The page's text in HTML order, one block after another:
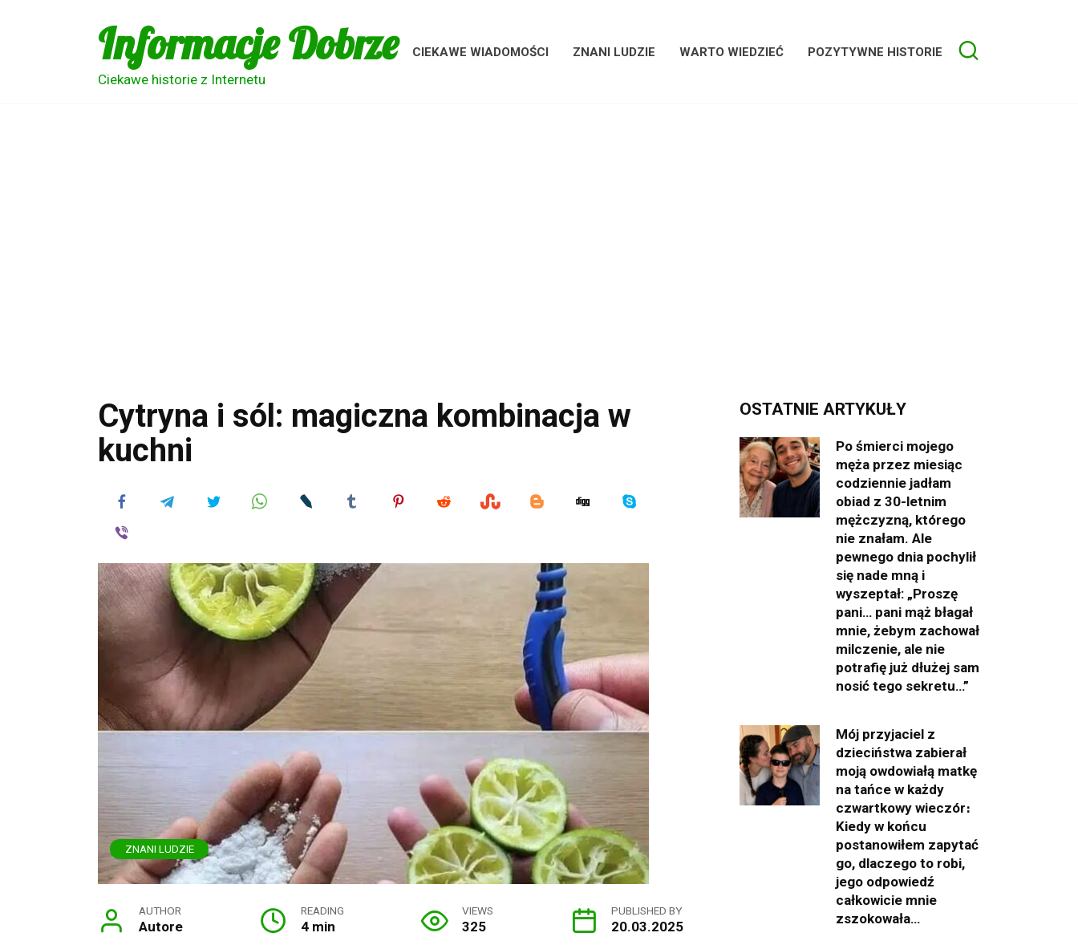
Informacje Dobrze
Ciekawe historie z Internetu
CIEKAWE WIADOMOŚCI ZNANI LUDZIE WARTO WIEDZIEĆ POZYTYWNE HISTORIE
Cytryna i sól: magiczna kombinacja w
kuchni
ZNANI LUDZIE
AUTHOR
Autore
READING
4 min
VIEWS
325
PUBLISHED BY
20.03.2025
OSTATNIE ARTYKUŁY
Po śmierci mojego
męża przez miesiąc
codziennie jadłam
obiad z 30-letnim
mężczyzną, którego
nie znałam. Ale
pewnego dnia pochylił
się nade mną i
wyszeptał: „Proszę
pani… pani mąż błagał
mnie, żebym zachował
milczenie, ale nie
potrafię już dłużej sam
nosić tego sekretu…”
Mój przyjaciel z
dzieciństwa zabierał
moją owdowiałą matkę
na tańce w każdy
czwartkowy wieczór։
Kiedy w końcu
postanowiłem zapytać
go, dlaczego to robi,
jego odpowiedź
całkowicie mnie
zszokowała…